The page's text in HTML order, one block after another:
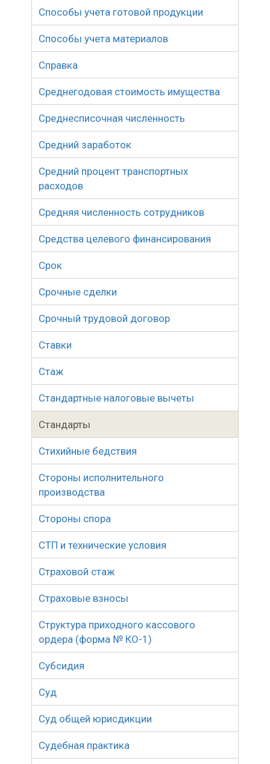
Способы учета готовой продукции
Способы учета материалов
Справка
Среднегодовая стоимость имущества
Среднесписочная численность
Средний заработок
Средний процент транспортных
расходов
Средняя численность сотрудников
Средства целевого финансирования
Срок
Срочные сделки
Срочный трудовой договор
Ставки
Стаж
Стандартные налоговые вычеты
Стандарты
Стихийные бедствия
Стороны исполнительного
производства
Стороны спора
СТП и технические условия
Страховой стаж
Страховые взносы
Структура приходного кассового
ордера (форма № КО-1)
Субсидия
Суд
Суд общей юрисдикции
Судебная практика